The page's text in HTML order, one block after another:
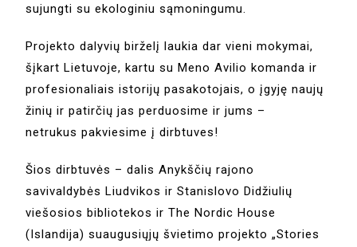
sujungti su ekologiniu sąmoningumu.
Projekto dalyvių birželį laukia dar vieni mokymai,
šįkart Lietuvoje, kartu su Meno Avilio komanda ir
profesionaliais istorijų pasakotojais, o įgyję naujų
žinių ir patirčių jas perduosime ir jums –
netrukus pakviesime į dirbtuves!
Šios dirbtuvės – dalis Anykščių rajono
savivaldybės Liudvikos ir Stanislovo Didžiulių
viešosios bibliotekos ir The Nordic House
(Islandija) suaugusiųjų švietimo projekto „Stories